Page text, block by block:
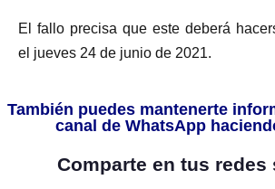
El fallo precisa que este deberá
el jueves 24 de junio de 2021.
También puedes mantenerte
canal de WhatsApp
Comparte en tus redes